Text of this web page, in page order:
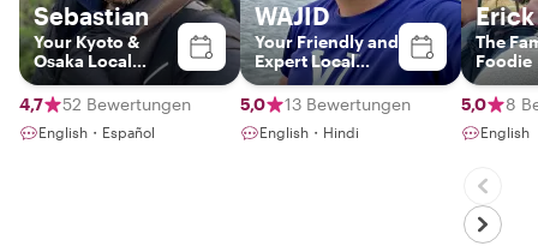
Sebastian
Your Kyoto &
Osaka Local
Insider
4,7
52 Bewertungen
English・Español
WAJID
Your Friendly and
Expert Local
Guide
5,0
13 Bewertungen
English・Hindi
Erick
The
Foodie
5,0 8
English